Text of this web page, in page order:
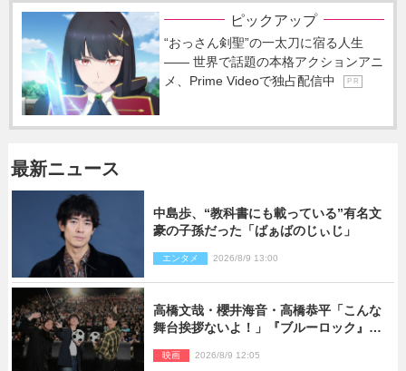
ピックアップ
“おっさん剣聖”の一太刀に宿る人生
―― 世界で話題の本格アクションアニ
メ、Prime Videoで独占配信中
P R
最新ニュース
中島歩、“教科書にも載っている”有名文
豪の子孫だった「ばぁばのじぃじ」
エンタメ 2026/8/9 13:00
高橋文哉・櫻井海音・高橋恭平「こんな
舞台挨拶ないよ！」『ブルーロック』自
映画 2026/8/9 12:05